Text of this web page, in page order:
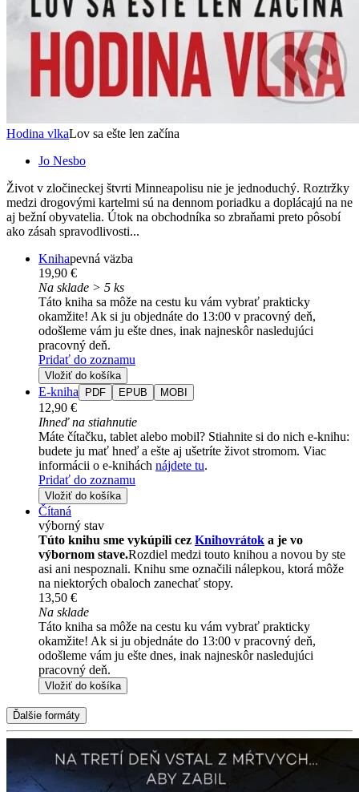
Hodina vlkaLov sa ešte len začína
Jo Nesbo
Život v zločineckej štvrti Minneapolisu nie je jednoduchý. Roztržky
medzi drogovými kartelmi sú na dennom poriadku a doplácajú na ne
aj bežní obyvatelia. Útok na obchodníka so zbraňami preto pôsobí
ako zásah spravodlivosti...
Knihapevná väzba
19,90 €
Na sklade > 5 ks
Táto kniha sa môže na cestu ku vám vybrať prakticky
okamžite! Ak si ju objednáte do 13:00 v pracovný deň,
odošleme vám ju ešte dnes, inak najneskôr nasledujúci
pracovný deň.
Pridať do zoznamu
Vložiť do košíka
E-kniha PDF EPUB MOBI
12,90 €
Ihneď na stiahnutie
Máte čítačku, tablet alebo mobil? Stiahnite si do nich e-knihu:
budete ju mať hneď a ešte aj ušetríte život stromom. Viac
informácii o e-knihách nájdete tu.
Pridať do zoznamu
Vložiť do košíka
Čítaná
výborný stav
Túto knihu sme vykúpili cez Knihovrátok a je vo
výbornom stave.Rozdiel medzi touto knihou a novou by ste
asi ani nespoznali. Knihu sme označili nálepkou, ktorá môže
na niektorých obaloch zanechať stopy.
13,50 €
Na sklade
Táto kniha sa môže na cestu ku vám vybrať prakticky
okamžite! Ak si ju objednáte do 13:00 v pracovný deň,
odošleme vám ju ešte dnes, inak najneskôr nasledujúci
pracovný deň.
Vložiť do košíka
Ďalšie formáty